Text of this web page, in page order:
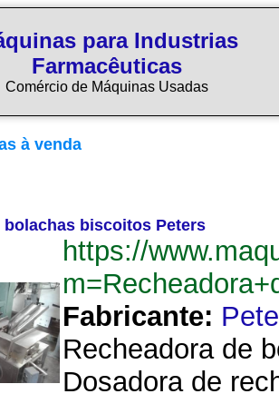
para Industrias
Farmacêuticas
Comércio de Máquinas Usadas
à venda
bolachas biscoitos Peters
https://
Fabricante:
Recheadora de
Dosadora de